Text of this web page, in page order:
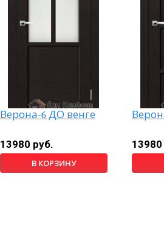
Верона-6 ДО венге
13980 руб.
В КОРЗИНУ
13980